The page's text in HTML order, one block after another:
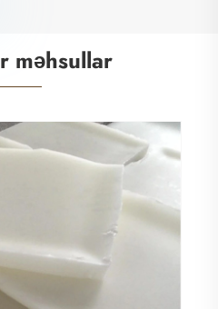
məhsullar